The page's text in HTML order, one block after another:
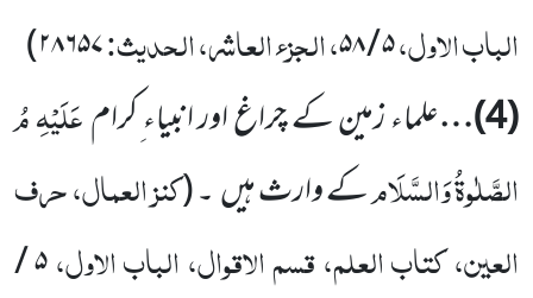
الباب الاول،۵/۵۸، الجزء العاشر، الحدیث:۲۸۶۵۷)
(
4
)…علماء زمین کے چراغ اور انبیاء ِکرامعَلَیْہِ مُ
الصَّلٰوۃُ وَالسَّلَامکے وارث ہیں۔(کنز العمال، حرف
العین، کتاب العلم، قسم الاقوال، الباب الاول،۵/